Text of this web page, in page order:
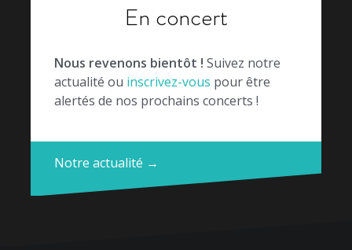
En concert
Nous revenons bientôt ! Suivez notre
actualité ou inscrivez-vous pour être
alertés de nos prochains concerts !
Notre actualité →